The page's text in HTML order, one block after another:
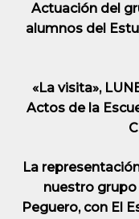
Actuación del
alumnos del
«La visita»,
Actos de la
La
nuestro
Peguero, con El